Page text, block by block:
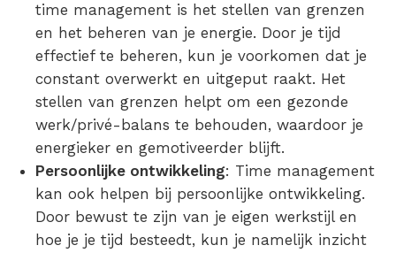
time management is het stellen van grenzen
en het beheren van je energie. Door je tijd
effectief te beheren, kun je voorkomen dat je
constant overwerkt en uitgeput raakt. Het
stellen van grenzen helpt om een gezonde
werk/privé-balans te behouden, waardoor je
energieker en gemotiveerder blijft.
Persoonlijke ontwikkeling: Time management
kan ook helpen bij persoonlijke ontwikkeling.
Door bewust te zijn van je eigen werkstijl en
hoe je je tijd besteedt, kun je namelijk inzicht